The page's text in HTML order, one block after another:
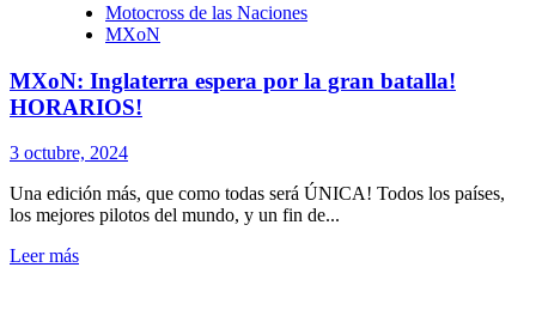
Motocross de las Naciones
MXoN
MXoN: Inglaterra espera por la gran batalla!
HORARIOS!
3 octubre, 2024
Una edición más, que como todas será ÚNICA! Todos los países,
los mejores pilotos del mundo, y un fin de...
Leer más